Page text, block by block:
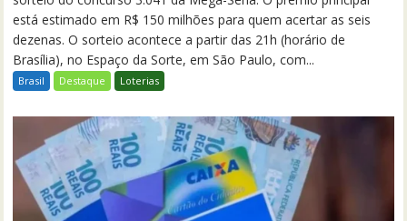
está estimado em R$ 150 milhões para quem acertar as seis
dezenas. O sorteio acontece a partir das 21h (horário de
Brasília), no Espaço da Sorte, em São Paulo, com...
Brasil Destaque Loterias